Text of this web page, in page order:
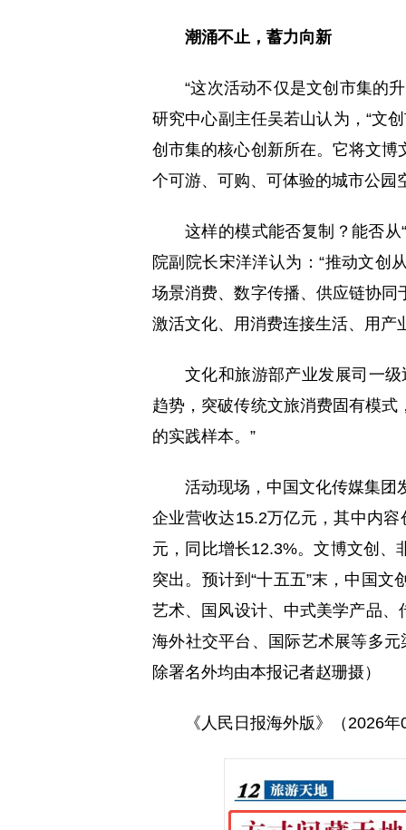
潮涌不止，蓄力向新
“这次活动不仅是文创市集的
研究中心副主任吴若山认为，“文
创市集的核心创新所在。它将文
个可游、可购、可体验的城市公园
这样的模式能否复制？能否从
院副院长宋洋洋认为：“推动文创
场景消费、数字传播、供应链协
激活文化、用消费连接生活、用产
文化和旅游部产业发展司一
趋势，突破传统文旅消费固有模
的实践样本。”
活动现场，中国文化传媒集团
企业营收达15.2万亿元，其中内
元，同比增长12.3%。文博文创、
突出。预计到“十五五”末，中国
艺术、国风设计、中式美学产品
海外社交平台、国际艺术展等多
除署名外均由本报记者赵珊摄）
《人民日报海外版》（2026